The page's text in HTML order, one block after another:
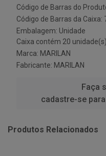
Código de Barras do
Código de Barras da
Embalagem: Unidade
Caixa contém 20 unidade(s)
Marca: MARILAN
Fabricante: MARILAN
Faça
cadastre-se
Produtos Relacionados